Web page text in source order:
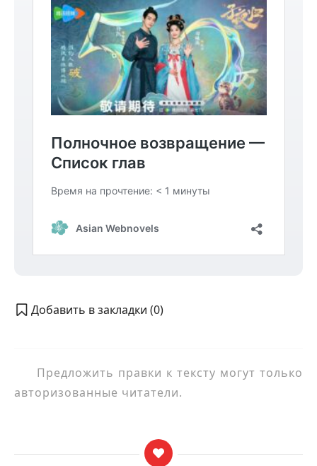
Добавить в закладки (0)
Предложить правки к тексту могут только
авторизованные читатели.